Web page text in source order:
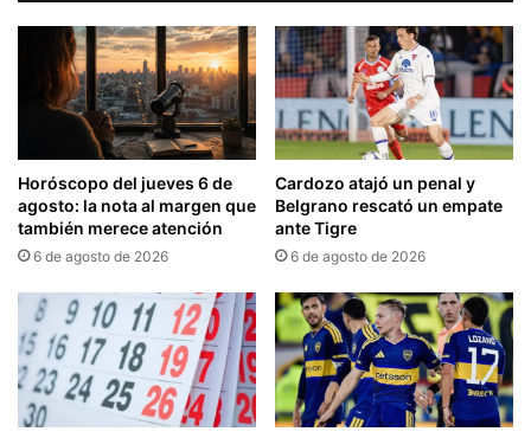
Horóscopo del jueves 6 de
agosto: la nota al margen que
también merece atención
6 de agosto de 2026
Cardozo atajó un penal y
Belgrano rescató un empate
ante Tigre
6 de agosto de 2026